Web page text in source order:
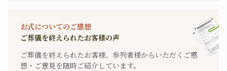
お式についてのご感想
ご葬儀を終えられたお客様の声
ご葬儀を終えられたお客様、参列者様からいただくご感
想・ご意見を随時ご紹介しています。